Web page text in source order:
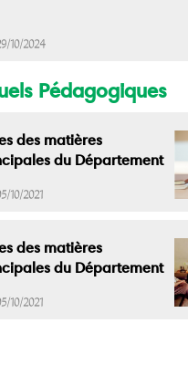
10/2024
Pédagogiques
des matières
du Département
10/2021
des matières
du Département
10/2021